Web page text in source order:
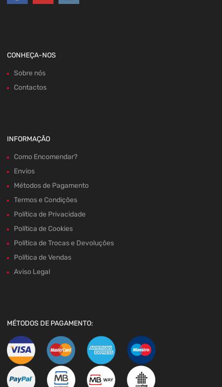
CONHEÇA-NOS
Sobre nós
Contactos
INFORMAÇÃO
Como Encomendar?
Envios
Métodos de Pagamento
Termos e Condições
Política de Privacidade
Política de Cookies
Política de Trocas e Devoluções
Política de Vendas
Aviso Legal
MÉTODOS DE PAGAMENTO: